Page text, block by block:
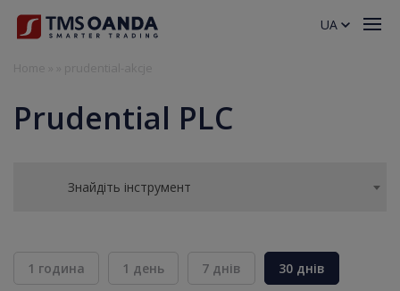
Prudential PLC
Знайдіть інструмент
1 година 1 день 7 днів 30 днів
UA